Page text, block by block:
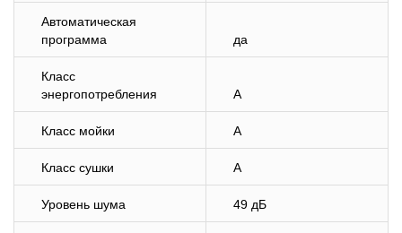
Автоматическая
программа
да
Класс
энергопотребления
A
Класс мойки A
Класс сушки A
Уровень шума 49 дБ